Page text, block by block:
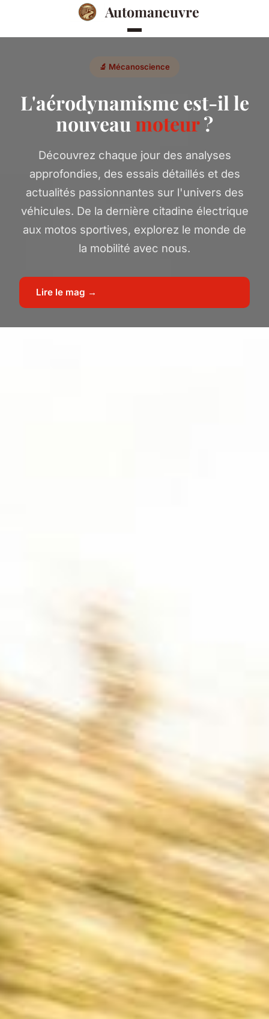
Automaneuvre
🔬 Mécanoscience
L'aérodynamisme est-il le
nouveau moteur?
Découvrez chaque jour des analyses
approfondies, des essais détaillés et des
actualités passionnantes sur l'univers des
véhicules. De la dernière citadine électrique
aux motos sportives, explorez le monde de
la mobilité avec nous.
Lire le mag →